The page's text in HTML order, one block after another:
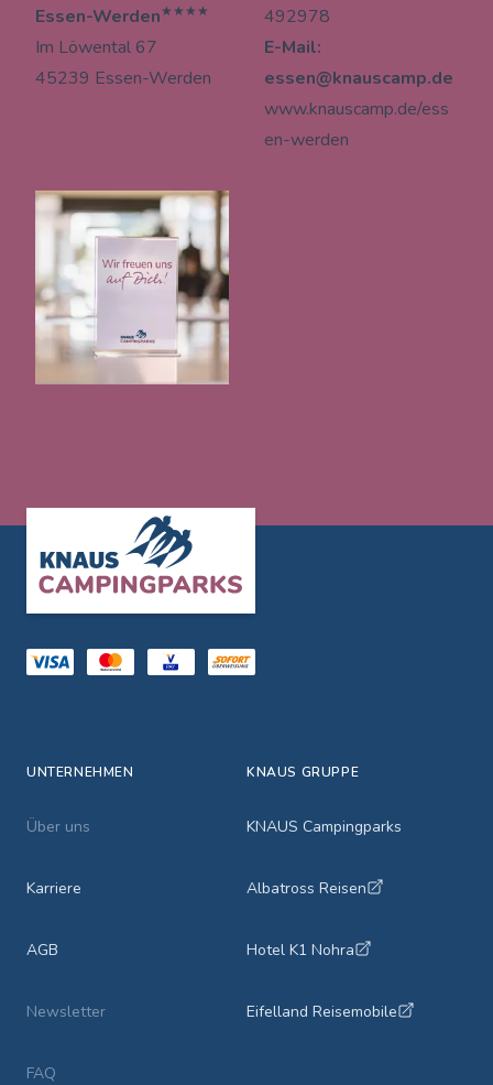
Essen-Werden★★★★
Im Löwental 67
45239 Essen-Werden
492978
E-Mail:
essen@knauscamp.de
www.knauscamp.de/ess
en-werden
UNTERNEHMEN
Über uns
Karriere
AGB
Newsletter
FAQ
KNAUS GRUPPE
KNAUS Campingparks
Albatross Reisen
Hotel K1 Nohra
Eifelland Reisemobile